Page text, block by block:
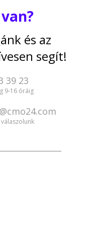
és az
segít!
39 23
9-16 óráig